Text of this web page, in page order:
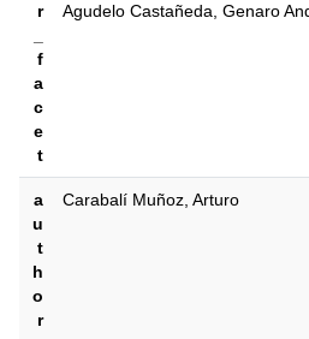
r
f
a
c
e
t
Agudelo Castañeda, Genaro
a
u
t
h
o
r
Carabalí Muñoz, Arturo